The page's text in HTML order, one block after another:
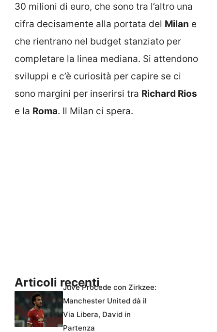
30 milioni di euro, che sono tra l’altro una
cifra decisamente alla portata del Milan e
che rientrano nel budget stanziato per
completare la linea mediana. Si attendono
sviluppi e c’è curiosità per capire se ci
sono margini per inserirsi tra Richard Rios
e la Roma. Il Milan ci spera.
Articoli recentiJuve Procede con Zirkzee:
Manchester United dà il
Via Libera, David in
Partenza